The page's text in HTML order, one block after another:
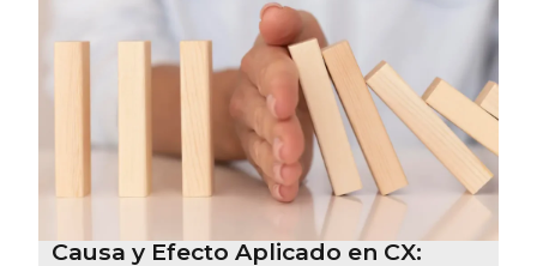
Causa y Efecto Aplicado en CX: